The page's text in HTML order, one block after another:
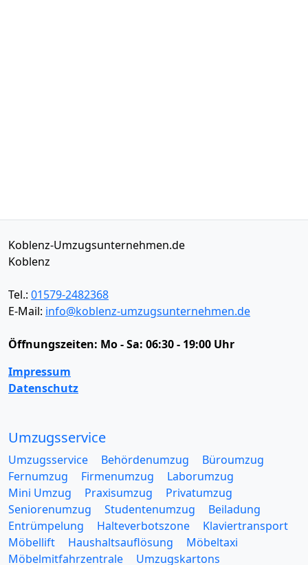
Koblenz-Umzugsunternehmen.de
Koblenz
Tel.: 01579-2482368
E-Mail: info@koblenz-umzugsunternehmen.de
Öffnungszeiten: Mo - Sa: 06:30 - 19:00 Uhr
Impressum
Datenschutz
Umzugsservice
Umzugsservice Behördenumzug
Büroumzug
Fernumzug
Firmenumzug
Laborumzug
Mini Umzug
Praxisumzug
Privatumzug
Seniorenumzug
Studentenumzug
Beiladung
Entrümpelung
Halteverbotszone
Klaviertransport
Möbellift
Haushaltsauflösung
Möbeltaxi
Möbelmitfahrzentrale
Umzugskartons